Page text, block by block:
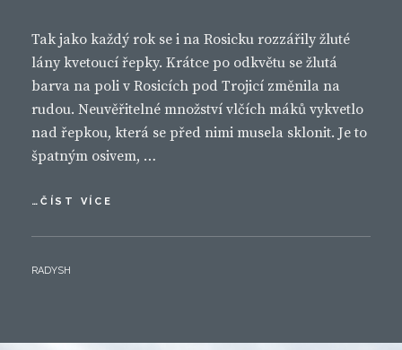
Tak jako každý rok se i na Rosicku rozzářily žluté
lány kvetoucí řepky. Krátce po odkvětu se žlutá
barva na poli v Rosicích pod Trojicí změnila na
rudou. Neuvěřitelné množství vlčích máků vykvetlo
nad řepkou, která se před nimi musela sklonit. Je to
špatným osivem, …
…ČÍST VÍCE
BY
RADYSH